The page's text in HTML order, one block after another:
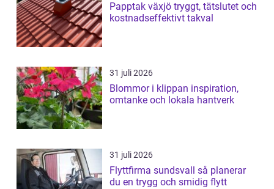
Papptak växjö tryggt, tätslutet och
kostnadseffektivt takval
31 juli 2026
Blommor i klippan inspiration,
omtanke och lokala hantverk
31 juli 2026
Flyttfirma sundsvall så planerar
du en trygg och smidig flytt